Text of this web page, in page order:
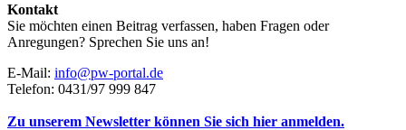
Kontakt
Sie möchten einen Beitrag verfassen, haben Fragen oder
Anregungen? Sprechen Sie uns an!
E-Mail: info@pw-portal.de
Telefon: 0431/97 999 847
Zu unserem Newsletter können Sie sich hier anmelden.